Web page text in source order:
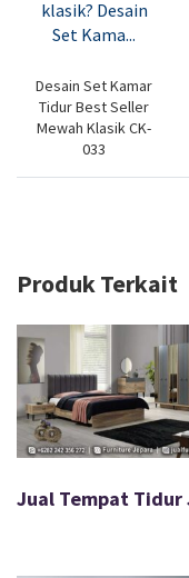
Desain Set Kamar
Tidur Best Seller
Mewah Klasik CK-
033
Produk Terkait